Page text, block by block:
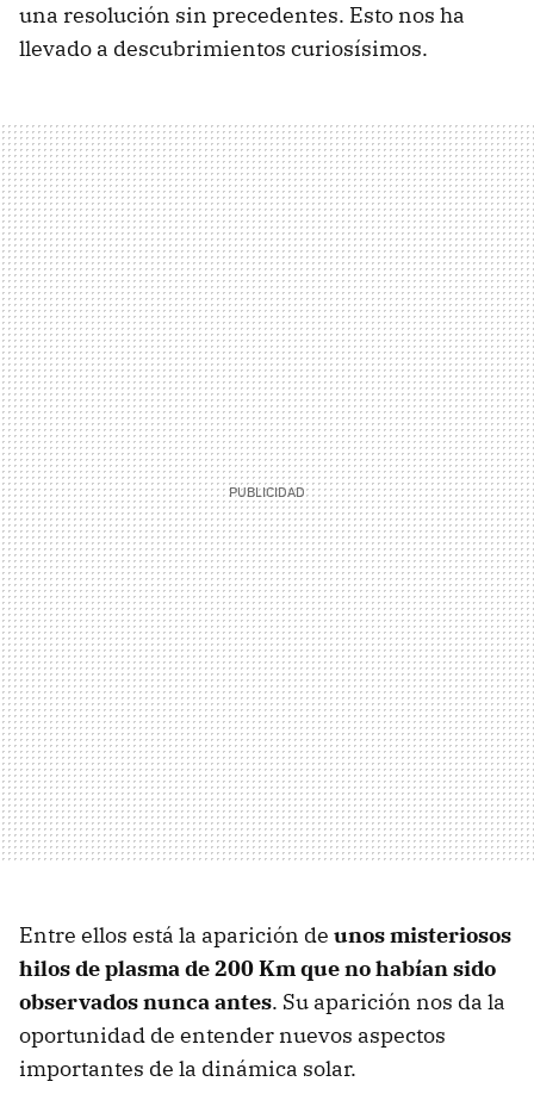
una resolución sin precedentes. Esto nos ha
llevado a descubrimientos curiosísimos.
Entre ellos está la aparición de unos misteriosos
hilos de plasma de 200 Km que no habían sido
observados nunca antes. Su aparición nos da la
oportunidad de entender nuevos aspectos
importantes de la dinámica solar.